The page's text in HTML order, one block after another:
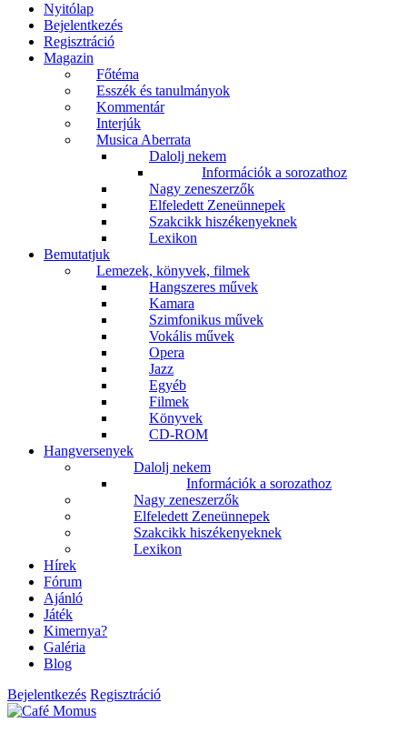
Nyitólap
Bejelentkezés
Regisztráció
Magazin
Főtéma
Esszék és tanulmányok
Kommentár
Interjúk
Musica Aberrata
Dalolj nekem
Információk a sorozathoz
Nagy zeneszerzők
Elfeledett Zeneünnepek
Szakcikk hiszékenyeknek
Lexikon
Bemutatjuk
Lemezek, könyvek, filmek
Hangszeres művek
Kamara
Szimfonikus művek
Vokális művek
Opera
Jazz
Egyéb
Filmek
Könyvek
CD-ROM
Hangversenyek
Dalolj nekem
Információk a sorozathoz
Nagy zeneszerzők
Elfeledett Zeneünnepek
Szakcikk hiszékenyeknek
Lexikon
Hírek
Fórum
Ajánló
Játék
Kimernya?
Galéria
Blog
Bejelentkezés Regisztráció